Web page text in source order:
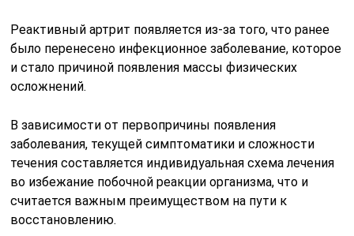
Реактивный артрит появляется из-за того, что ранее
было перенесено инфекционное заболевание, которое
и стало причиной появления массы физических
осложнений.
В зависимости от первопричины появления
заболевания, текущей симптоматики и сложности
течения составляется индивидуальная схема лечения
во избежание побочной реакции организма, что и
считается важным преимуществом на пути к
восстановлению.